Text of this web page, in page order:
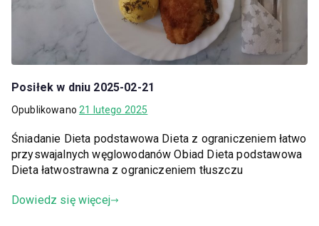
Posiłek w dniu 2025-02-21
Opublikowano21 lutego 2025
Śniadanie Dieta podstawowa Dieta z ograniczeniem łatwo
przyswajalnych węglowodanów Obiad Dieta podstawowa
Dieta łatwostrawna z ograniczeniem tłuszczu
Dowiedz się więcej